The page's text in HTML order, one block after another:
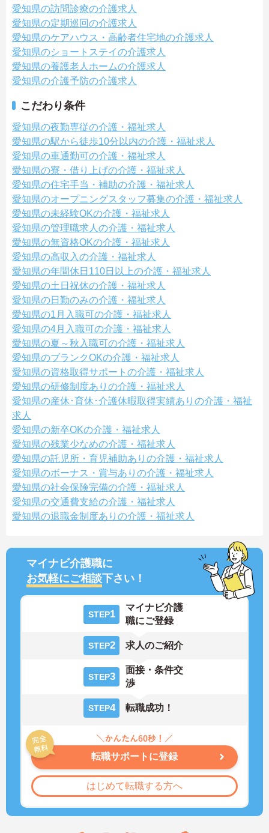
愛知県の訪問診療の介護求人
愛知県の定期巡回の介護求人
愛知県のケアハウス・高齢者住宅地の介護求人
愛知県のショートステイの介護求人
愛知県の養護老人ホームの介護求人
愛知県の介護予防の介護求人
こだわり条件
愛知県の夜勤専従の介護・福祉求人
愛知県の駅から徒歩10分以内の介護・福祉求人
愛知県の車通勤可の介護・福祉求人
愛知県の寮・借り上げの介護・福祉求人
愛知県の住宅手当・補助の介護・福祉求人
愛知県のオープニングスタッフ募集の介護・福祉求人
愛知県の未経験OKの介護・福祉求人
愛知県の管理職求人の介護・福祉求人
愛知県の無資格OKの介護・福祉求人
愛知県の高収入の介護・福祉求人
愛知県の年間休日110日以上の介護・福祉求人
愛知県の土日祝休の介護・福祉求人
愛知県の日勤のみの介護・福祉求人
愛知県の1月入職可の介護・福祉求人
愛知県の4月入職可の介護・福祉求人
愛知県の夏～秋入職可の介護・福祉求人
愛知県のブランクOKの介護・福祉求人
愛知県の資格取得サポートの介護・福祉求人
愛知県の研修制度ありの介護・福祉求人
愛知県の産休･育休･介護休暇取得実績ありの介護・福祉
求人
愛知県の新卒OKの介護・福祉求人
愛知県の残業少なめの介護・福祉求人
愛知県の託児所・育児補助ありの介護・福祉求人
愛知県のボーナス・賞与ありの介護・福祉求人
愛知県の社会保険完備の介護・福祉求人
愛知県の交通費支給の介護・福祉求人
愛知県の退職金制度ありの介護・福祉求人
マイナビ介護職に
お気軽にご相談下さい！
STEP1
マイナビ介護
職にご登録
STEP2 求人のご紹介
STEP3
面接・条件交
渉
STEP4 転職成功！
転職サポートに登録
はじめて転職する方へ